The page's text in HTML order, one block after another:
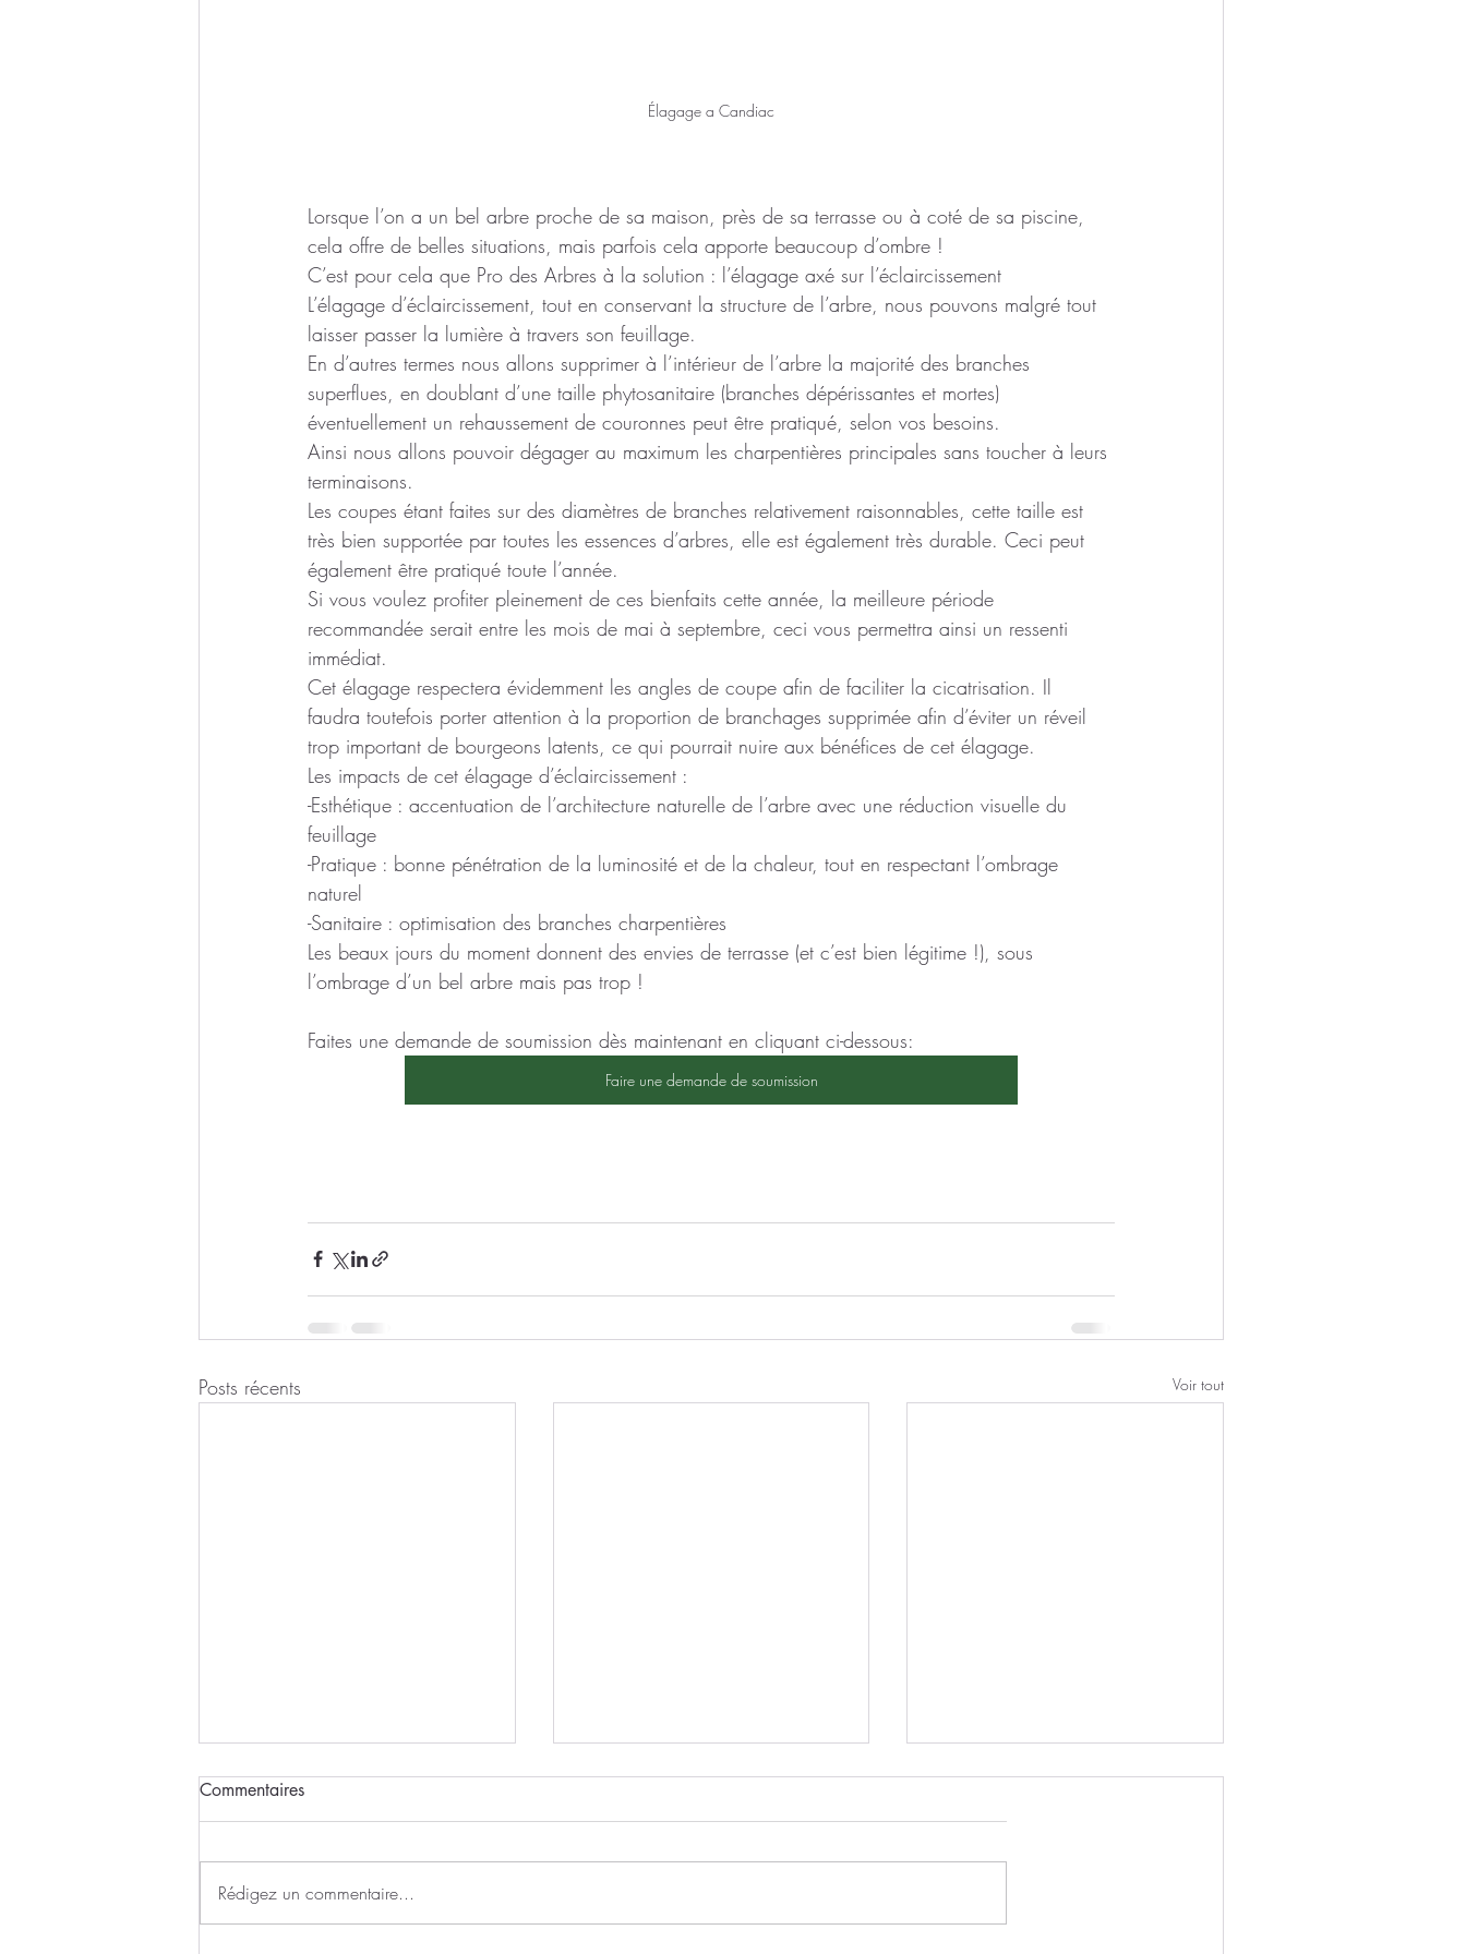
Élagage a Candiac
Lorsque l’on a un bel arbre proche de sa maison, près de sa terrasse ou à coté de sa piscine,
cela offre de belles situations, mais parfois cela apporte beaucoup d’ombre !
C’est pour cela que Pro des Arbres à la solution : l’élagage axé sur l’éclaircissement
L’élagage d’éclaircissement, tout en conservant la structure de l’arbre, nous pouvons malgré tout
laisser passer la lumière à travers son feuillage.
En d’autres termes nous allons supprimer à l’intérieur de l’arbre la majorité des branches
superflues, en doublant d’une taille phytosanitaire (branches dépérissantes et mortes)
éventuellement un rehaussement de couronnes peut être pratiqué, selon vos besoins.
Ainsi nous allons pouvoir dégager au maximum les charpentières principales sans toucher à leurs
terminaisons.
Les coupes étant faites sur des diamètres de branches relativement raisonnables, cette taille est
très bien supportée par toutes les essences d’arbres, elle est également très durable. Ceci peut
également être pratiqué toute l’année.
Si vous voulez profiter pleinement de ces bienfaits cette année, la meilleure période
recommandée serait entre les mois de mai à septembre, ceci vous permettra ainsi un ressenti
immédiat.
Cet élagage respectera évidemment les angles de coupe afin de faciliter la cicatrisation. Il
faudra toutefois porter attention à la proportion de branchages supprimée afin d’éviter un réveil
trop important de bourgeons latents, ce qui pourrait nuire aux bénéfices de cet élagage.
Les impacts de cet élagage d’éclaircissement :
-Esthétique : accentuation de l’architecture naturelle de l’arbre avec une réduction visuelle du
feuillage
-Pratique : bonne pénétration de la luminosité et de la chaleur, tout en respectant l’ombrage
naturel
-Sanitaire : optimisation des branches charpentières
Les beaux jours du moment donnent des envies de terrasse (et c’est bien légitime !), sous
l’ombrage d’un bel arbre mais pas trop !
Faites une demande de soumission dès maintenant en cliquant ci-dessous:
Faire une demande de soumission
Posts récents Voir tout
Commentaires
Rédigez un commentaire...